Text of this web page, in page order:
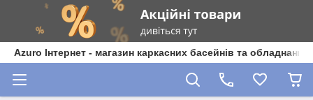
Azuro Інтернет - магазин каркасних басейнів та обладнання